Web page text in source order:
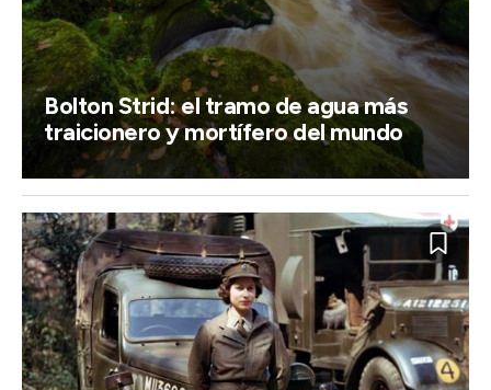
Bolton Strid: el tramo de agua más
traicionero y mortífero del mundo